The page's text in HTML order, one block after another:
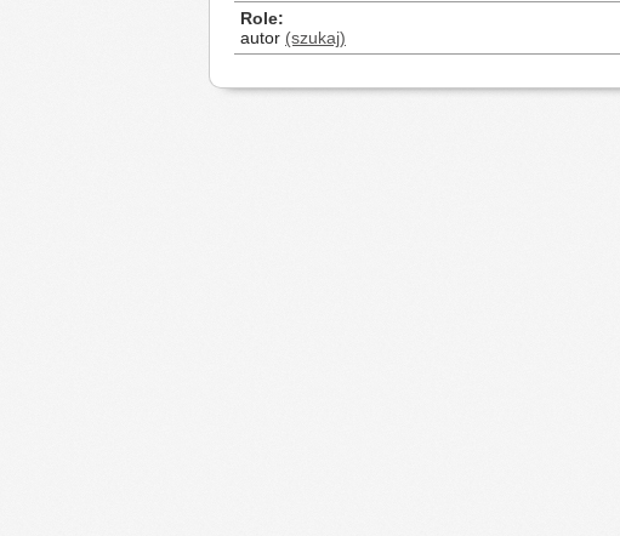
Role
autor (szukaj)